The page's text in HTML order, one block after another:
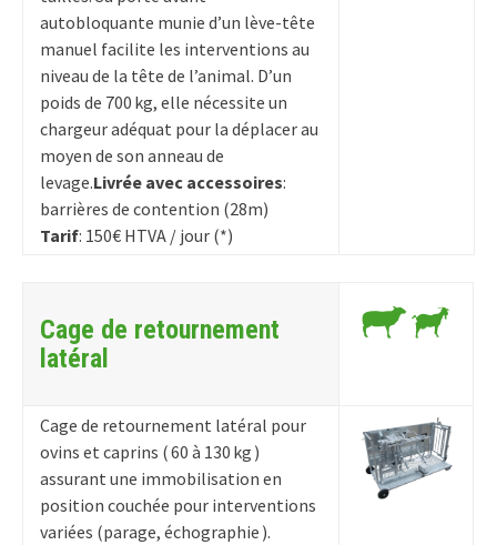
autobloquante munie d’un lève-tête
manuel facilite les interventions au
niveau de la tête de l’animal. D’un
poids de 700 kg, elle nécessite un
chargeur adéquat pour la déplacer au
moyen de son anneau de
levage.Livrée avec accessoires:
barrières de contention (28m)
Tarif: 150€ HTVA / jour (*)
Cage de retournement
latéral
Cage de retournement latéral pour
ovins et caprins ( 60 à 130 kg )
assurant une immobilisation en
position couchée pour interventions
variées (parage, échographie ).